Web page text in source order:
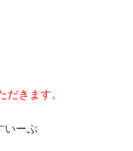
だきます。
いーぷ